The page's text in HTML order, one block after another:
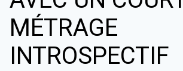
MÉTRAGE
INTROSPECTIF